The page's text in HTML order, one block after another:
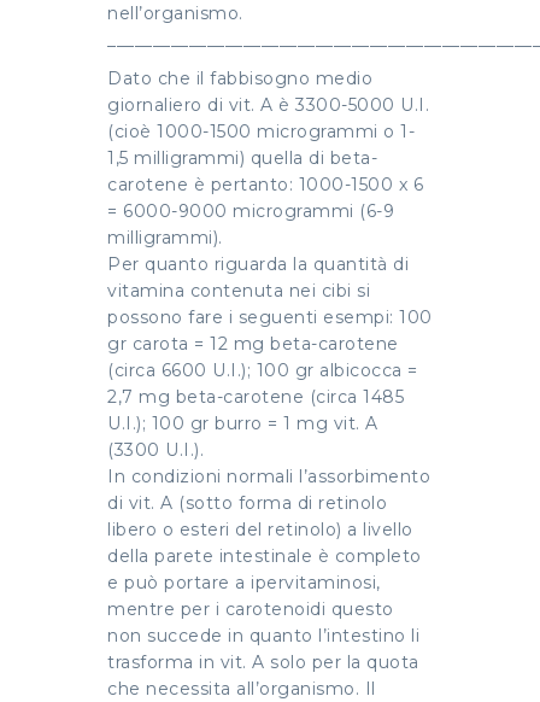
nell’organismo.
Dato che il fabbisogno medio
giornaliero di vit. A è 3300-5000 U.I.
(cioè 1000-1500 microgrammi o 1-
1,5 milligrammi) quella di beta-
carotene è pertanto: 1000-1500 x 6
= 6000-9000 microgrammi (6-9
milligrammi).
Per quanto riguarda la quantità di
vitamina contenuta nei cibi si
possono fare i seguenti esempi: 100
gr carota = 12 mg beta-carotene
(circa 6600 U.I.); 100 gr albicocca =
2,7 mg beta-carotene (circa 1485
U.I.); 100 gr burro = 1 mg vit. A
(3300 U.I.).
In condizioni normali l’assorbimento
di vit. A (sotto forma di retinolo
libero o esteri del retinolo) a livello
della parete intestinale è completo
e può portare a ipervitaminosi,
mentre per i carotenoidi questo
non succede in quanto l’intestino li
trasforma in vit. A solo per la quota
che necessita all’organismo. Il